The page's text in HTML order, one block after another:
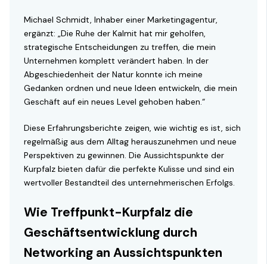
Michael Schmidt, Inhaber einer Marketingagentur,
ergänzt: „Die Ruhe der Kalmit hat mir geholfen,
strategische Entscheidungen zu treffen, die mein
Unternehmen komplett verändert haben. In der
Abgeschiedenheit der Natur konnte ich meine
Gedanken ordnen und neue Ideen entwickeln, die mein
Geschäft auf ein neues Level gehoben haben.“
Diese Erfahrungsberichte zeigen, wie wichtig es ist, sich
regelmäßig aus dem Alltag herauszunehmen und neue
Perspektiven zu gewinnen. Die Aussichtspunkte der
Kurpfalz bieten dafür die perfekte Kulisse und sind ein
wertvoller Bestandteil des unternehmerischen Erfolgs.
Wie Treffpunkt-Kurpfalz die
Geschäftsentwicklung durch
Networking an Aussichtspunkten